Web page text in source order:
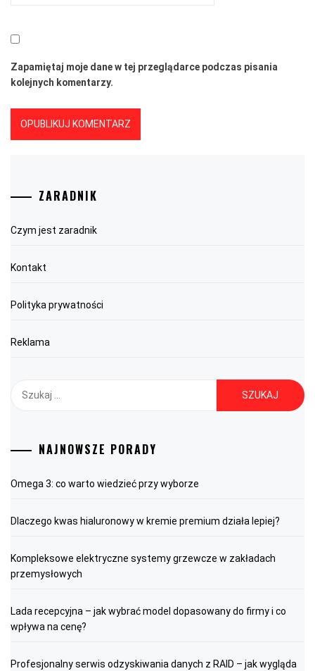
Zapamiętaj moje dane w tej przeglądarce podczas pisania
kolejnych komentarzy.
ZARADNIK
Czym jest zaradnik
Kontakt
Polityka prywatności
Reklama
NAJNOWSZE PORADY
Omega 3: co warto wiedzieć przy wyborze
Dlaczego kwas hialuronowy w kremie premium działa lepiej?
Kompleksowe elektryczne systemy grzewcze w zakładach
przemysłowych
Lada recepcyjna – jak wybrać model dopasowany do firmy i co
wpływa na cenę?
Profesjonalny serwis odzyskiwania danych z RAID – jak wygląda